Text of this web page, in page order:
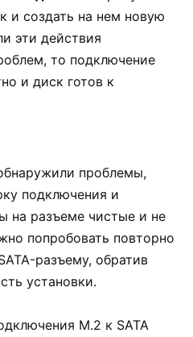
и создать на нем новую
эти действия
то подключение
и диск готов к
проблемы,
подключения и
на разъеме чистые и не
попробовать повторно
разъему, обратив
установки.
M.2 к SATA